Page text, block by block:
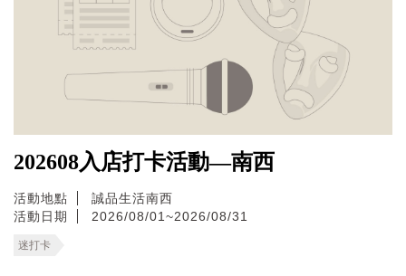
202608入店打卡活動—南西
活動地點
誠品生活南西
活動日期
2026/08/01~2026/08/31
迷打卡